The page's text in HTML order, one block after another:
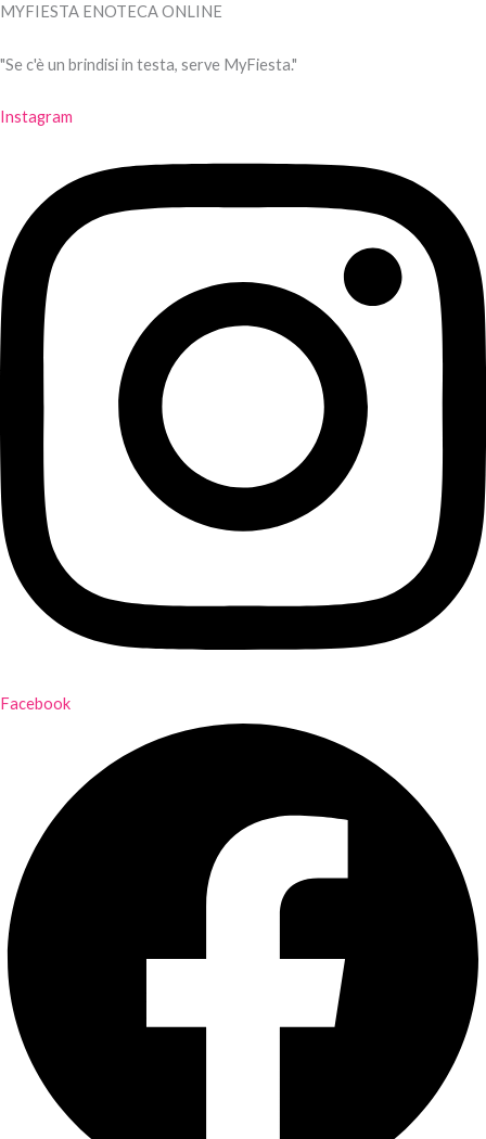
MYFIESTA ENOTECA ONLINE
"Se c'è un brindisi in testa, serve MyFiesta."
Instagram
Facebook